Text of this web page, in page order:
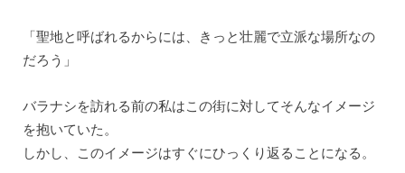
「聖地と呼ばれるからには、きっと壮麗で立派な場所なの
だろう」
バラナシを訪れる前の私はこの街に対してそんなイメージ
を抱いていた。
しかし、このイメージはすぐにひっくり返ることになる。